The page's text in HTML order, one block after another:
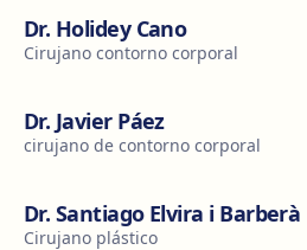
Dr. Holidey Cano
Cirujano contorno corporal
Dr. Javier Páez
cirujano de contorno corporal
Dr. Santiago Elvira i Barberà
Cirujano plástico